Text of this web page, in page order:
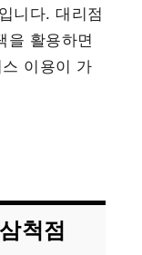
니다. 대리점
을 활용하면
이용이 가
척점